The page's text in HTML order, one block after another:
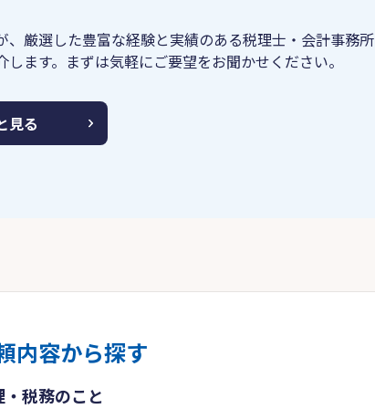
、厳選した豊富な経験と実績のある税理士・会計事務所
します。まずは気軽にご要望をお聞かせください。
見る
内容から探す
・税務のこと